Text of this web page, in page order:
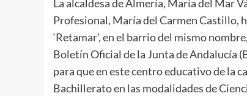
La alcaldesa de Almería, María del Mar
Profesional, María del Carmen Castillo,
‘Retamar’, en el barrio del mismo
Boletín Oficial de la Junta de Andalucía
para que en este centro educativo de la
Bachillerato en las modalidades de